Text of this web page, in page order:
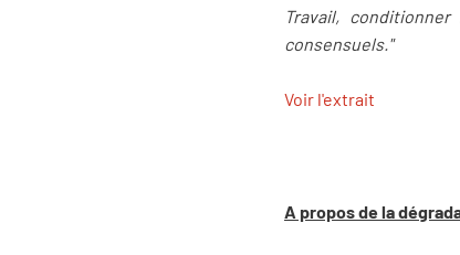
Travail,
consensuels."
Voir l'extrait
A propos de la